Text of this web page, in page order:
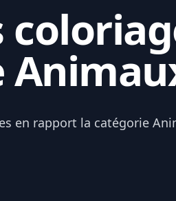
en rapport la catégorie